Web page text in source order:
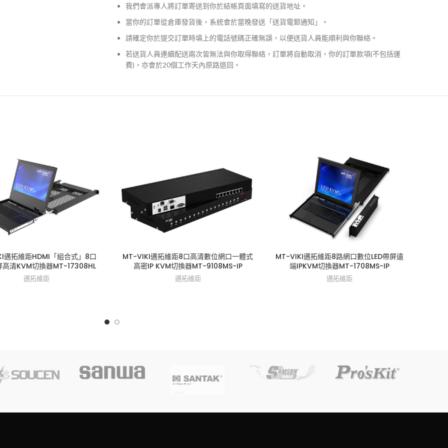
我們會派專人將訂單寄送到你於結帳頁面填寫的送貨地址。
當你的訂單從倉庫發貨後，系統會於當晚發送「送貨電郵通知」。
請確定你於提交訂單時填上的電話號碼正確無誤，以便送貨人員能順利與你聯絡。
若送貨人員連續配送兩次皆無法與你取得聯絡，訂單將自動取消，你的訂單款項(不包括運
費)，亦會於20個工作天內原路退回。
邁拓維距HDMI「組合式」8口
高清KVM切換器MT-17308HL
邁拓維距
MT-VIKI邁拓維距8口高清數位網口一體式
高密IP KVM切換器MT-9108MS-IP
邁拓維距
MT-VIKI邁拓維距8路網口數位LED帶屏遠
端IPKVM切換器MT-1708MS-IP
邁拓維距